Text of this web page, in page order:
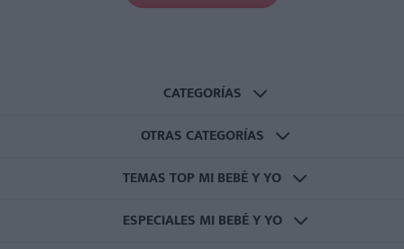
CATEGORÍAS
OTRAS CATEGORÍAS
TEMAS TOP MI BEBÉ Y YO
ESPECIALES MI BEBÉ Y YO